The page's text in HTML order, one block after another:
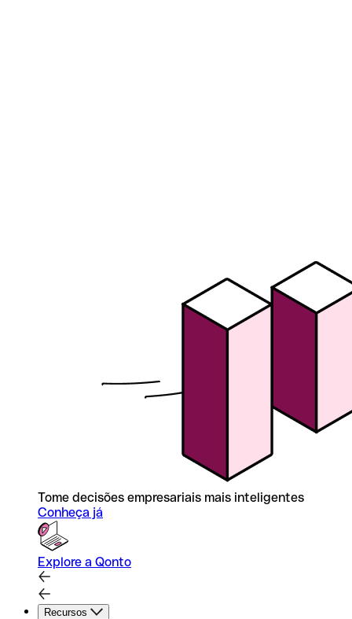
Tome decisões empresariais mais inteligentes
Conheça já
Explore a Qonto
Recursos